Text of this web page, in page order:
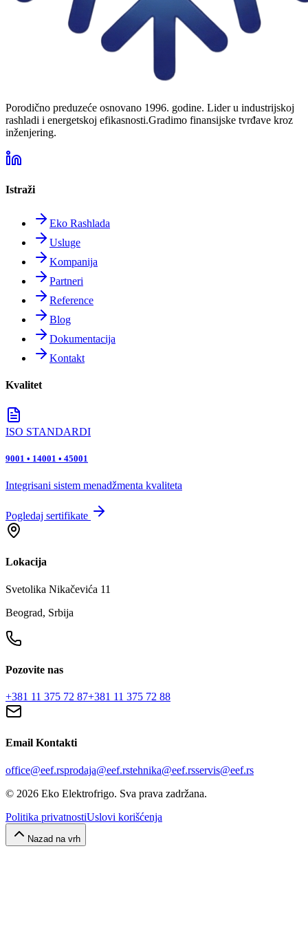
Porodično preduzeće osnovano 1996. godine. Lider u industrijskoj
rashladi i energetskoj efikasnosti.Gradimo finansijske tvrđave kroz
inženjering.
Istraži
Eko Rashlada
Usluge
Kompanija
Partneri
Reference
Blog
Dokumentacija
Kontakt
Kvalitet
ISO STANDARDI
9001 • 14001 • 45001
Integrisani sistem menadžmenta kvaliteta
Pogledaj sertifikate
Lokacija
Svetolika Nikačevića 11
Beograd, Srbija
Pozovite nas
+381 11 375 72 87+381 11 375 72 88
Email Kontakti
office@eef.rsprodaja@eef.rstehnika@eef.rsservis@eef.rs
© 2026 Eko Elektrofrigo. Sva prava zadržana.
Politika privatnostiUslovi korišćenja
Nazad na vrh